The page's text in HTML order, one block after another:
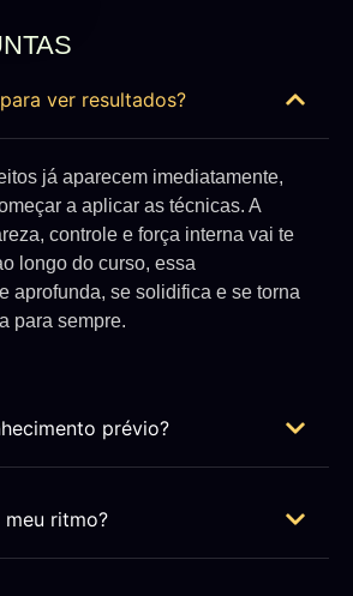
ver resultados?
já aparecem imediatamente,
a aplicar as técnicas. A
controle e força interna vai te
longo do curso, essa
aprofunda, se solidifica e se torna
para sempre.
prévio?
ritmo?